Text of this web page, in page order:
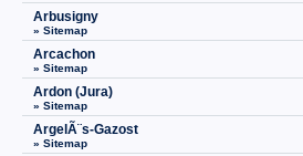
Arbusigny
» Sitemap
Arcachon
» Sitemap
Ardon (Jura)
» Sitemap
ArgelÃ¨s-Gazost
» Sitemap